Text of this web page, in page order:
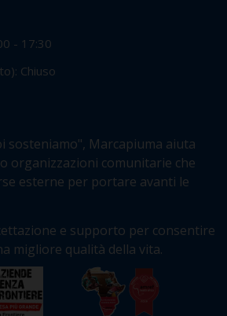
- 17:30
Chiuso
sosteniamo", Marcapiuma aiuta
organizzazioni comunitarie che
esterne per portare avanti le
e supporto per consentire
migliore qualità della vita.